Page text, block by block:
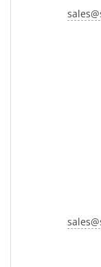
sales@
sales@